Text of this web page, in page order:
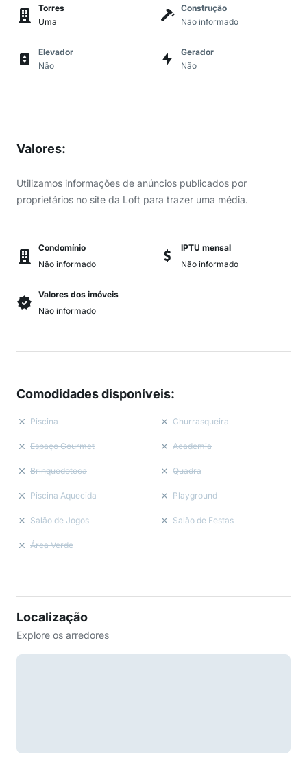
Torres
Uma
Construção
Não informado
Elevador
Não
Gerador
Não
Valores:
Utilizamos informações de anúncios publicados por
proprietários no site da Loft para trazer uma média.
Condomínio
Não informado
IPTU mensal
Não informado
Valores dos imóveis
Não informado
Comodidades disponíveis:
Piscina Churrasqueira
Espaço Gourmet Academia
Brinquedoteca Quadra
Piscina Aquecida Playground
Salão de Jogos Salão de Festas
Área Verde
Localização
Explore os arredores